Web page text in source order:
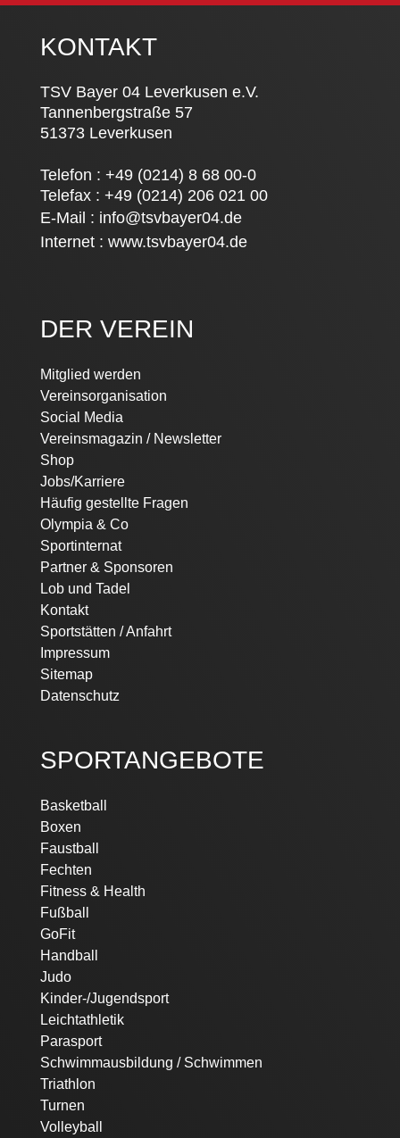
KONTAKT
TSV Bayer 04 Leverkusen e.V.
Tannenbergstraße 57
51373 Leverkusen
Telefon : +49 (0214) 8 68 00-0
Telefax : +49 (0214) 206 021 00
E-Mail : info@tsvbayer04.de
Internet : www.tsvbayer04.de
DER VEREIN
Navigation
überspringen
Mitglied werden
Vereinsorganisation
Social Media
Vereinsmagazin / Newsletter
Shop
Jobs/Karriere
Häufig gestellte Fragen
Olympia & Co
Sportinternat
Partner & Sponsoren
Lob und Tadel
Kontakt
Sportstätten / Anfahrt
Impressum
Sitemap
Datenschutz
SPORTANGEBOTE
Navigation
überspringen
Basketball
Boxen
Faustball
Fechten
Fitness & Health
Fußball
GoFit
Handball
Judo
Kinder-/Jugendsport
Leichtathletik
Parasport
Schwimmausbildung / Schwimmen
Triathlon
Turnen
Volleyball